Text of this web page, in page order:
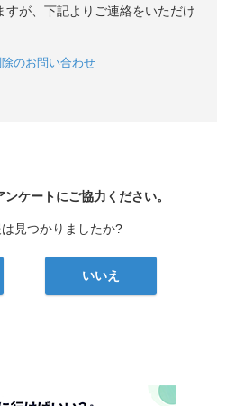
が、下記よりご連絡をいただけ
のお問い合わせ
ンケートにご協力ください。
見つかりましたか?
いいえ